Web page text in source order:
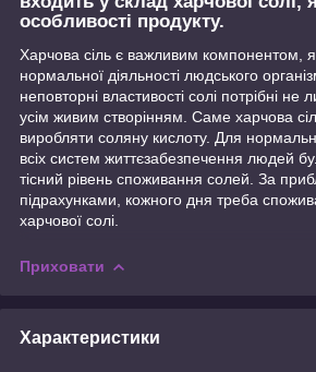
особливості продукту.
Харчова сіль є важливим компонентом,
нормальної діяльності людського
неповторні властивості солі потрібні
усім живим створінням. Саме харчова
виробляти соляну кислоту. Для
всіх систем життєзабезпечення людей
тісний рівень споживання солей. За
підрахунками, кожного дня треба
харчової солі.
Приховати
Характеристики